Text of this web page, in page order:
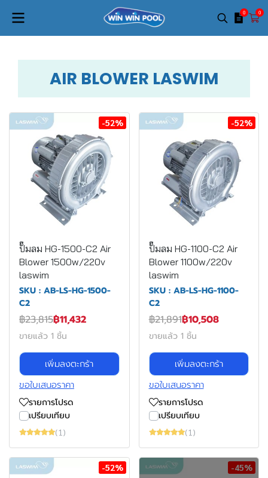
0 0
AIR BLOWER LASWIM
-52%
ปั๊มลม HG-1500-C2 Air
Blower 1500w/220v
laswim
SKU : AB-LS-HG-1500-
C2
฿23,815฿11,432
ขายแล้ว 1 ชิ้น
เพิ่มลงตะกร้า
ขอใบเสนอราคา
รายการโปรด
เปรียบเทียบ
(1)
-52%
ปั๊มลม HG-1100-C2 Air
Blower 1100w/220v
laswim
SKU : AB-LS-HG-1100-
C2
฿21,891฿10,508
ขายแล้ว 1 ชิ้น
เพิ่มลงตะกร้า
ขอใบเสนอราคา
รายการโปรด
เปรียบเทียบ
(1)
-52% -45%